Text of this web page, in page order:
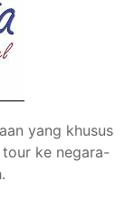
yang khusus
ke negara-